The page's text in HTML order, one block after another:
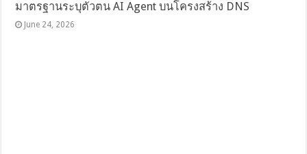
มาตรฐานระบุตัวตน AI Agent บนโครงสร้าง DNS
June 24, 2026